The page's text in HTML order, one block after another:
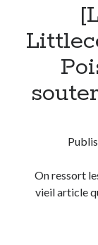
On ressort
vieil article